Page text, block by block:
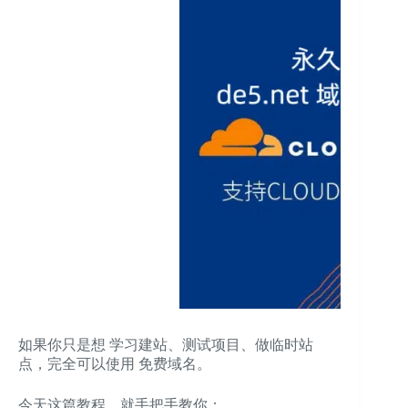
如果你只是想 学习建站、测试项目、做临时站
点，完全可以使用 免费域名。